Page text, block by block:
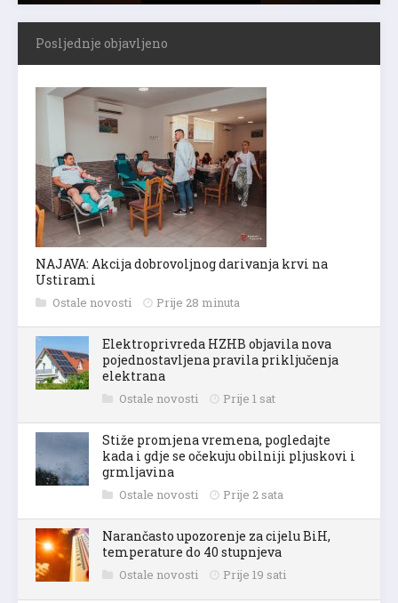
Posljednje objavljeno
NAJAVA: Akcija dobrovoljnog darivanja krvi na
Ustirami
Ostale novosti Prije 28 minuta
Elektroprivreda HZHB objavila nova
pojednostavljena pravila priključenja
elektrana
Ostale novosti Prije 1 sat
Stiže promjena vremena, pogledajte
kada i gdje se očekuju obilniji pljuskovi i
grmljavina
Ostale novosti Prije 2 sata
Narančasto upozorenje za cijelu BiH,
temperature do 40 stupnjeva
Ostale novosti Prije 19 sati